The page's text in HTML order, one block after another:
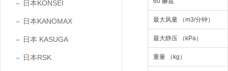
日本KONSEI
日本KANOMAX
日本 KASUGA
日本RSK
最大风量 （m3/分钟）
最大静压 （kPa）
重量 （kg）